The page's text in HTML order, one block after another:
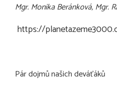
Mgr. Monika Beránková, Mgr.
https://
Pár dojmů našich deváťáků